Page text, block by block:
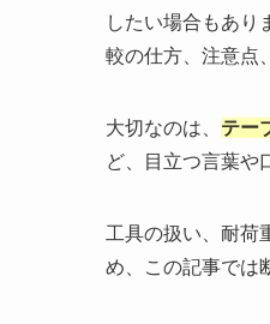
したい場合もあり
較の仕方、注意点
大切なのは、 テー
ど、目立つ言葉や
工具の扱い、耐荷
め、この記事では